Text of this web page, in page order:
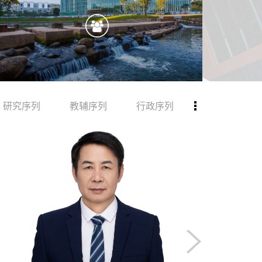
研究序列 教辅序列 行政序列